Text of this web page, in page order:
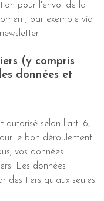
pour l'envoi de la
par exemple via
(y compris
données et
autorisé selon l'art. 6,
le bon déroulement
vos données
Les données
des tiers qu'aux seules